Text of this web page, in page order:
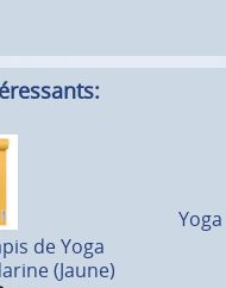
de Yoga
(Jaune)